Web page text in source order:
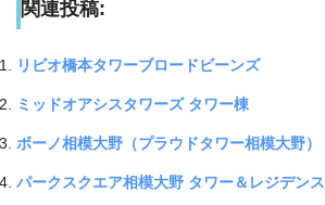
関連投稿:
リビオ橋本タワーブロードビーンズ
ミッドオアシスタワーズ タワー棟
ボーノ相模大野（プラウドタワー相模大野）
パークスクエア相模大野 タワー＆レジデンス